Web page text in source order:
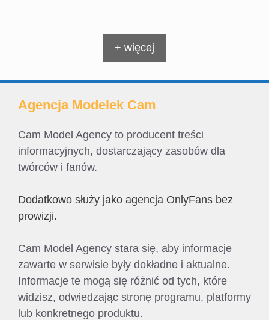
+ więcej
Agencja Modelek Cam
Cam Model Agency to producent treści
informacyjnych, dostarczający zasobów dla
twórców i fanów.
Dodatkowo służy jako agencja OnlyFans bez
prowizji.
Cam Model Agency stara się, aby informacje
zawarte w serwisie były dokładne i aktualne.
Informacje te mogą się różnić od tych, które
widzisz, odwiedzając stronę programu, platformy
lub konkretnego produktu.